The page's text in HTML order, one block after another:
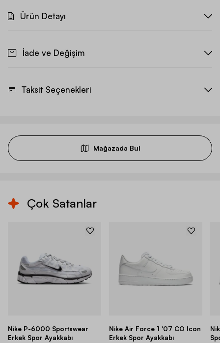
Ürün Detayı
İade ve Değişim
Taksit Seçenekleri
Mağazada Bul
Çok Satanlar
Nike P-6000 Sportswear
Erkek Spor Ayakkabı
Nike Air Force 1 '07 CO Icon
Erkek Spor Ayakkabı